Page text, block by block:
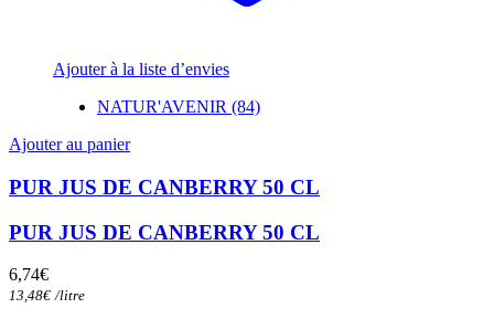
Ajouter à la liste d’envies
NATUR'AVENIR (84)
Ajouter au panier
PUR JUS DE CANBERRY 50 CL
PUR JUS DE CANBERRY 50 CL
6,74€
13,48€ /litre